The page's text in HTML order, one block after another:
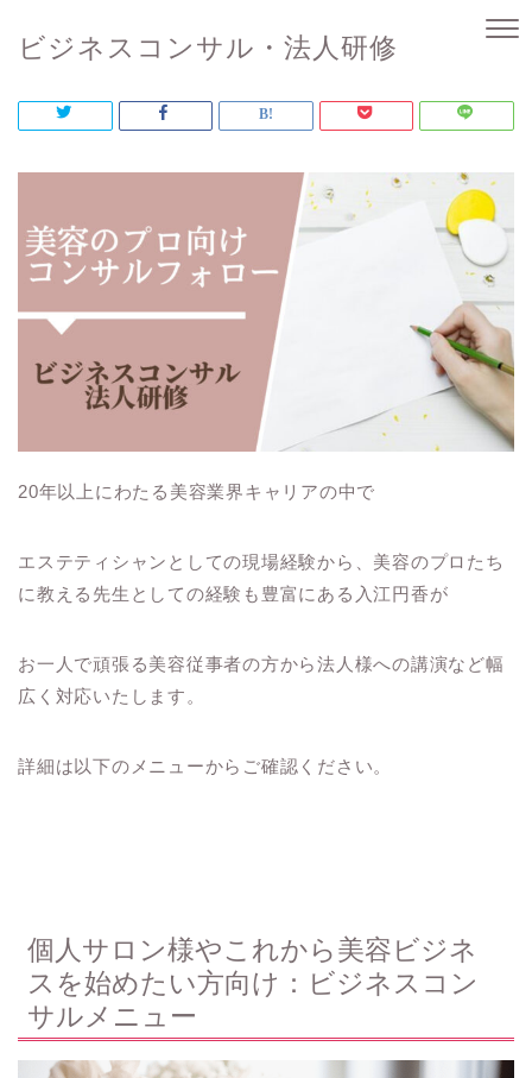
ビジネスコンサル・法人研修
20年以上にわたる美容業界キャリアの中で
エステティシャンとしての現場経験から、美容のプロたち
に教える先生としての経験も豊富にある入江円香が
お一人で頑張る美容従事者の方から法人様への講演など幅
広く対応いたします。
詳細は以下のメニューからご確認ください。
個人サロン様やこれから美容ビジネ
スを始めたい方向け：ビジネスコン
サルメニュー